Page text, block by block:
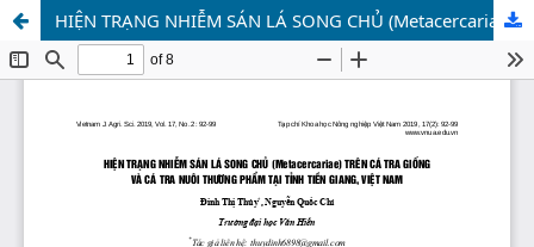
HIỆN TRẠNG NHIỄM SÁN LÁ SONG CHỦ (Metacercariae) TRÊN CÁ TRA GIỐNGVÀ CÁ TRA NUÔI THƯƠNG PHẨM TẠI TỈNH TIỀN GIANG, VIỆT NAM